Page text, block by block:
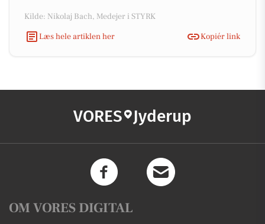
Kilde: Nikolaj Bach, Medejer i STYRK
Læs hele artiklen her
Kopiér link
VORES Jyderup
OM VORES DIGITAL